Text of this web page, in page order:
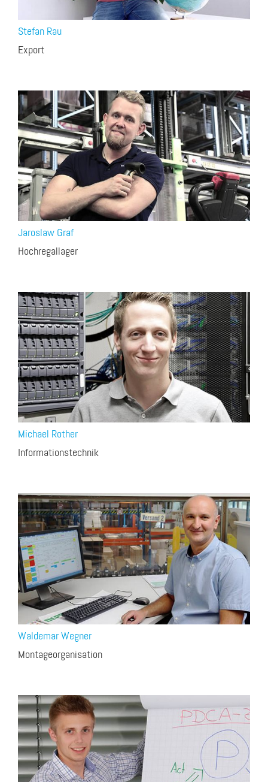
Stefan Rau
Export
Jaroslaw Graf
Hochregallager
Michael Rother
Informationstechnik
Waldemar Wegner
Montageorganisation